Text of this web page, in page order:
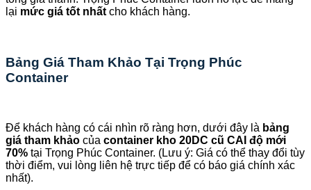
lại mức giá tốt nhất cho khách hàng.
Bảng Giá Tham Khảo Tại Trọng Phúc
Container
Để khách hàng có cái nhìn rõ ràng hơn, dưới đây là bảng
giá tham khảo của container kho 20DC cũ CAI độ mới
70% tại Trọng Phúc Container. (Lưu ý: Giá có thể thay đổi tùy
thời điểm, vui lòng liên hệ trực tiếp để có báo giá chính xác
nhất).